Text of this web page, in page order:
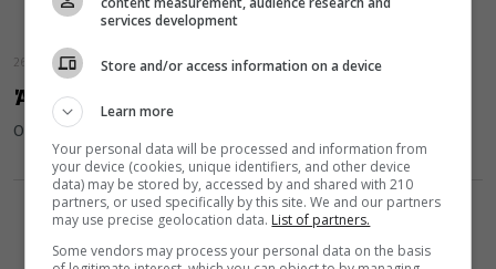
26 Ιουνίου 2023
Άγιος Γρηγόριος: Το Πνεύμα το Άγιον
Ο Άγιος Γρηγόριος περί του Αγίου Πνεύματος
services development
Store and/or access information on a device
Learn more
Your personal data will be processed and information from
your device (cookies, unique identifiers, and other device
data) may be stored by, accessed by and shared with 210
partners, or used specifically by this site. We and our partners
may use precise geolocation data. List of partners.
Some vendors may process your personal data on the basis